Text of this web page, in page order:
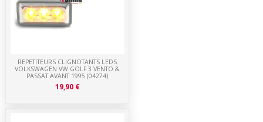
REPETITEURS CLIGNOTANTS LEDS
VOLKSWAGEN VW GOLF 3 VENTO &
PASSAT AVANT 1995 (04274)
19,90 €